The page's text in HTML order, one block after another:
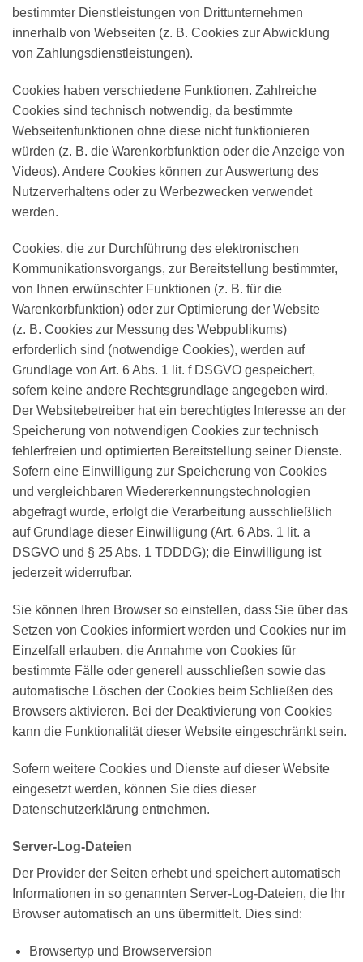
bestimmter Dienstleistungen von Drittunternehmen
innerhalb von Webseiten (z. B. Cookies zur Abwicklung
von Zahlungsdienstleistungen).
Cookies haben verschiedene Funktionen. Zahlreiche
Cookies sind technisch notwendig, da bestimmte
Webseitenfunktionen ohne diese nicht funktionieren
würden (z. B. die Warenkorbfunktion oder die Anzeige von
Videos). Andere Cookies können zur Auswertung des
Nutzerverhaltens oder zu Werbezwecken verwendet
werden.
Cookies, die zur Durchführung des elektronischen
Kommunikationsvorgangs, zur Bereitstellung bestimmter,
von Ihnen erwünschter Funktionen (z. B. für die
Warenkorbfunktion) oder zur Optimierung der Website
(z. B. Cookies zur Messung des Webpublikums)
erforderlich sind (notwendige Cookies), werden auf
Grundlage von Art. 6 Abs. 1 lit. f DSGVO gespeichert,
sofern keine andere Rechtsgrundlage angegeben wird.
Der Websitebetreiber hat ein berechtigtes Interesse an der
Speicherung von notwendigen Cookies zur technisch
fehlerfreien und optimierten Bereitstellung seiner Dienste.
Sofern eine Einwilligung zur Speicherung von Cookies
und vergleichbaren Wiedererkennungstechnologien
abgefragt wurde, erfolgt die Verarbeitung ausschließlich
auf Grundlage dieser Einwilligung (Art. 6 Abs. 1 lit. a
DSGVO und § 25 Abs. 1 TDDDG); die Einwilligung ist
jederzeit widerrufbar.
Sie können Ihren Browser so einstellen, dass Sie über das
Setzen von Cookies informiert werden und Cookies nur im
Einzelfall erlauben, die Annahme von Cookies für
bestimmte Fälle oder generell ausschließen sowie das
automatische Löschen der Cookies beim Schließen des
Browsers aktivieren. Bei der Deaktivierung von Cookies
kann die Funktionalität dieser Website eingeschränkt sein.
Sofern weitere Cookies und Dienste auf dieser Website
eingesetzt werden, können Sie dies dieser
Datenschutzerklärung entnehmen.
Server-Log-Dateien
Der Provider der Seiten erhebt und speichert automatisch
Informationen in so genannten Server-Log-Dateien, die Ihr
Browser automatisch an uns übermittelt. Dies sind:
Browsertyp und Browserversion